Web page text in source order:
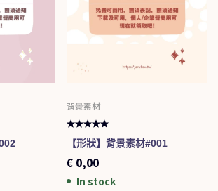
背景素材
【形狀】背景素材#001
€ 0,00
In stock